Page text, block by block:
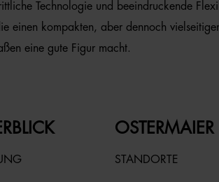
Technologie und beeindruckende
einen kompakten, aber dennoch
eine gute Figur macht.
OSTERMAIER
STANDORTE